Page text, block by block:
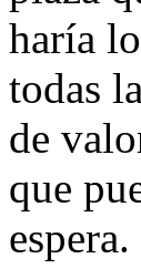
harí­a
todas
de
que
espera.